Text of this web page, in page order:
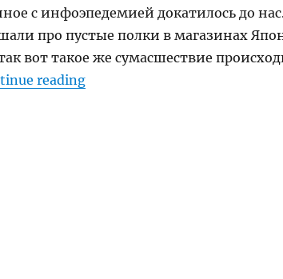
с инфоэпедемией докатилось до
про пустые полки в магазинах
вот такое же сумасшествие
reading“Остановите эту истерику!”